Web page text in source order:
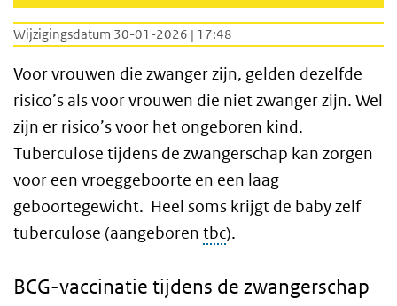
Wijzigingsdatum 30-01-2026 | 17:48
Voor vrouwen die zwanger zijn, gelden dezelfde
risico’s als voor vrouwen die niet zwanger zijn. Wel
zijn er risico’s voor het ongeboren kind.
Tuberculose tijdens de zwangerschap kan zorgen
voor een vroeggeboorte en een laag
geboortegewicht. Heel soms krijgt de baby zelf
tuberculose (aangeboren tbc).
BCG-vaccinatie tijdens de zwangerschap